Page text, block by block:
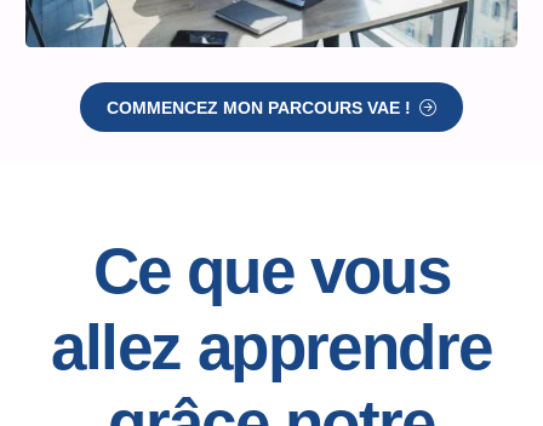
COMMENCEZ MON PARCOURS VAE !
Ce que vous
allez apprendre